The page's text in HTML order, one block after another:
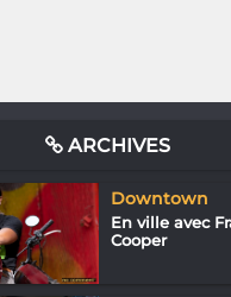
ARCHIVES
Downtown
En ville avec
Cooper